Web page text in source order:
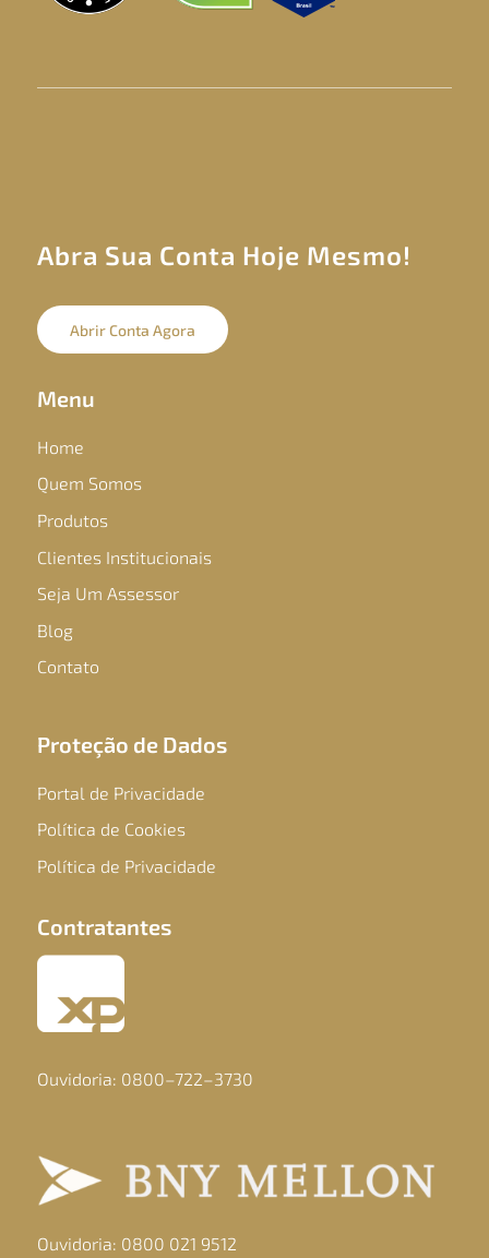
Abra Sua Conta Hoje Mesmo!
Abrir Conta Agora
Menu
Home
Quem Somos
Produtos
Clientes Institucionais
Seja Um Assessor
Blog
Contato
Proteção de Dados
Portal de Privacidade
Política de Cookies
Política de Privacidade
Contratantes
Ouvidoria: 0800–722–3730
Ouvidoria: 0800 021 9512